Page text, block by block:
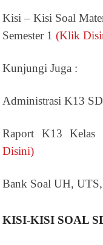
Kisi – Kisi Soal
Semester 1 (Klik
Kunjungi Juga :
Administrasi K13
Raport K13 Kelas
Disini)
Bank Soal UH,
KISI-KISI SOAL